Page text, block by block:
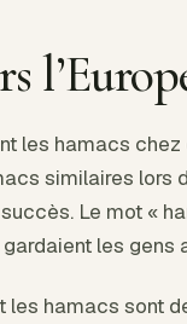
les hamacs
similaires lors
Le mot «
les gens
les hamacs sont